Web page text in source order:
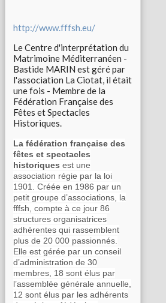
http://www.fffsh.eu/
Le Centre d'interprétation du
Matrimoine Méditerranéen -
Bastide MARIN est géré par
l'association La Ciotat, il était
une fois - Membre de la
Fédération Française des
Fêtes et Spectacles
Historiques.
La fédération française des
fêtes et spectacles
historiques est une
association régie par la loi
1901. Créée en 1986 par un
petit groupe d’associations, la
fffsh, compte à ce jour 86
structures organisatrices
adhérentes qui rassemblent
plus de 20 000 passionnés.
Elle est gérée par un conseil
d’administration de 30
membres, 18 sont élus par
l’assemblée générale annuelle,
12 sont élus par les adhérents